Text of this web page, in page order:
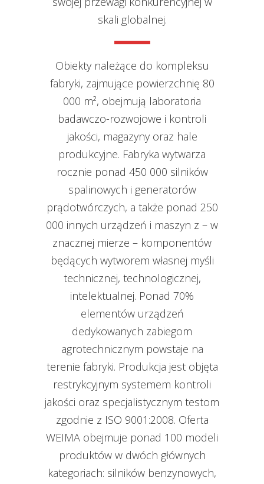
skali globalnej.
Obiekty należące do kompleksu
fabryki, zajmujące powierzchnię 80
000 m², obejmują laboratoria
badawczo-rozwojowe i kontroli
jakości, magazyny oraz hale
produkcyjne. Fabryka wytwarza
rocznie ponad 450 000 silników
spalinowych i generatorów
prądotwórczych, a także ponad 250
000 innych urządzeń i maszyn z – w
znacznej mierze – komponentów
będących wytworem własnej myśli
technicznej, technologicznej,
intelektualnej. Ponad 70%
elementów urządzeń
dedykowanych zabiegom
agrotechnicznym powstaje na
terenie fabryki. Produkcja jest objęta
restrykcyjnym systemem kontroli
jakości oraz specjalistycznym testom
zgodnie z ISO 9001:2008. Oferta
WEIMA obejmuje ponad 100 modeli
produktów w dwóch głównych
kategoriach: silników benzynowych,